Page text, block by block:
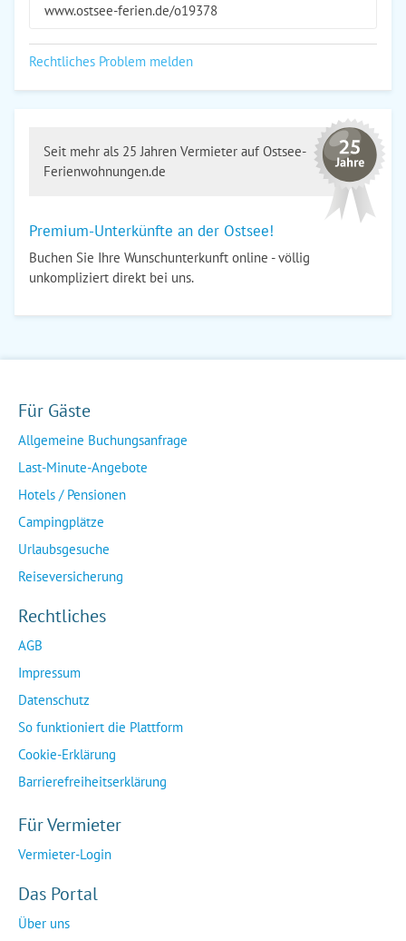
www.ostsee-ferien.de/o19378
Rechtliches Problem melden
Seit mehr als 25 Jahren Vermieter auf Ostsee-
Ferienwohnungen.de
Premium-Unterkünfte an der Ostsee!
Buchen Sie Ihre Wunschunterkunft online - völlig
unkompliziert direkt bei uns.
Für Gäste
Allgemeine Buchungsanfrage
Last-Minute-Angebote
Hotels / Pensionen
Campingplätze
Urlaubsgesuche
Reiseversicherung
Rechtliches
AGB
Impressum
Datenschutz
So funktioniert die Plattform
Cookie-Erklärung
Barrierefreiheitserklärung
Für Vermieter
Vermieter-Login
Das Portal
Über uns